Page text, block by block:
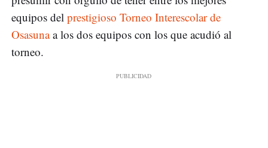
equipos del prestigioso Torneo Interescolar de
Osasunaa los dos equipos con los que acudió al
torneo.